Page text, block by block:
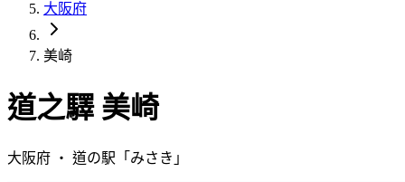
大阪府
美崎
道之驛 美崎
大阪府 ・ 道の駅「 みさき 」